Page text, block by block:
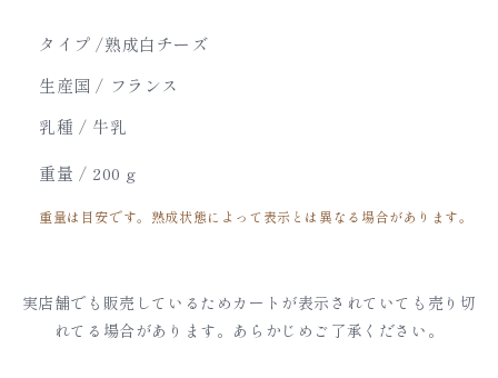
の
数
を
減
す
の
数
す
タイプ /熟成白チーズ
生産国 / フランス
乳種 / 牛乳
重量 / 200 g
重量は目安です。熟成状態によって表示とは異なる場合があります。
実店舗でも販売しているためカートが表示されていても売り切
れてる場合があります。あらかじめご了承ください。